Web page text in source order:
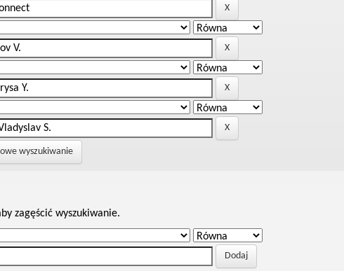
wyszukiwanie
zagęścić wyszukiwanie.